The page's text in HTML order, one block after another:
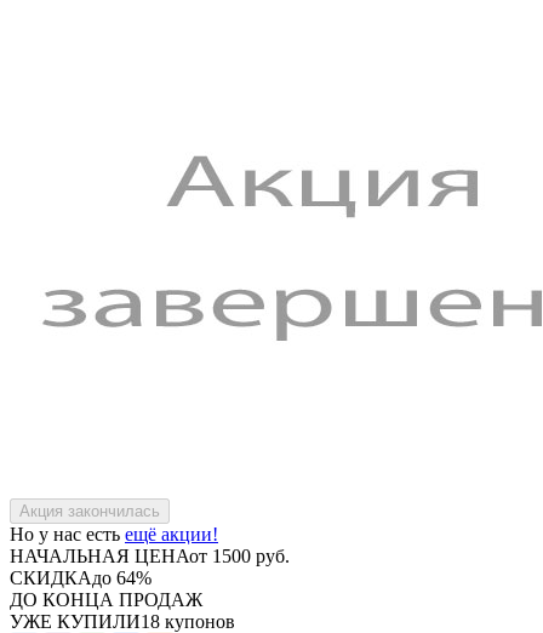
Но у нас есть ещё акции!
НАЧАЛЬНАЯ ЦЕНАот 1500 руб.
СКИДКАдо 64%
ДО КОНЦА ПРОДАЖ
УЖЕ КУПИЛИ18 купонов